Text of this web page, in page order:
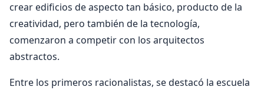
crear edificios de aspecto tan básico, producto de la
creatividad, pero también de la tecnología,
comenzaron a competir con los arquitectos
abstractos.
Entre los primeros racionalistas, se destacó la escuela